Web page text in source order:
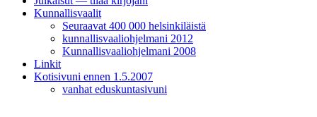
Kunnallisvaalit
Seuraavat 400 000 helsinkiläistä
kunnallisvaaliohjelmani 2012
Kunnallisvaaliohjelmani 2008
Linkit
Kotisivuni ennen 1.5.2007
vanhat eduskuntasivuni